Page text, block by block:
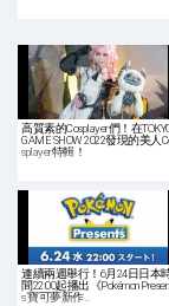
高質素的Cosplayer們！在
GAME SHOW 2022發現的美人
splayer特輯！
連續兩週舉行！6月24日日本
間22:00起播出《Pokémon
s 寶可夢新作…